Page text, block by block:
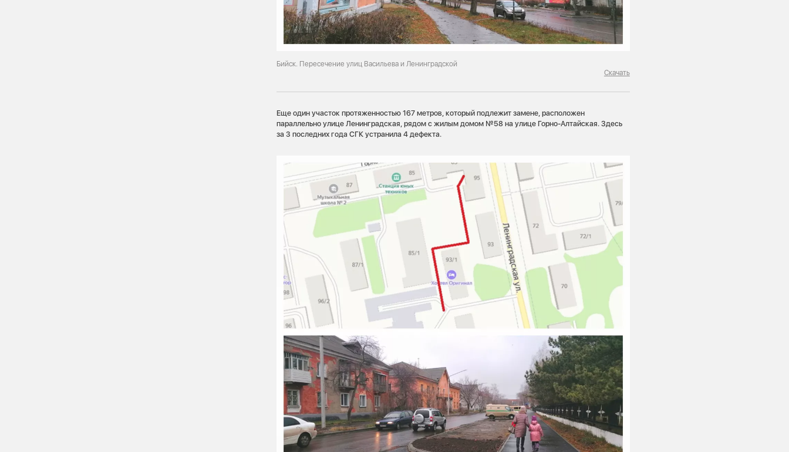
Бийск. Пересечение улиц Васильева и Ленинградской
Скачать
Еще один участок протяженностью 167 метров, который подлежит замене, расположен
параллельно улице Ленинградская, рядом с жилым домом №58 на улице Горно-Алтайская. Здесь
за 3 последних года СГК устранила 4 дефекта.